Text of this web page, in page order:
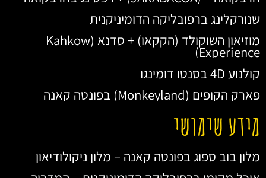
שנורקלינג ברפובליקה הדומיניקנית
מוזיאון השוקולד (הקקאו) + סדנא (Kahkow
Experience)
קולנוע 4D בסנטו דומינגו
פארק הקופים (Monkeyland) בפונטה קאנה
מידע שימושי
מלון בוב ספוג בפונטה קאנה – מלון ניקולודיאון